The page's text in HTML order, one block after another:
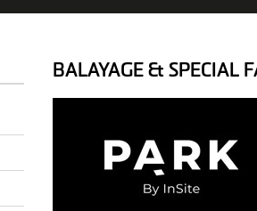
BALAYAGE & SPECIAL